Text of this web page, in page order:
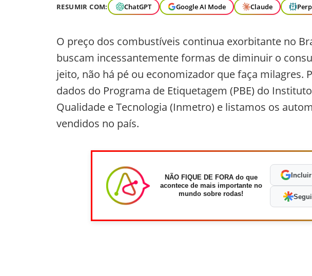
RESUMIR COM: ChatGPT Google AI Mode Claude
O preço dos combustíveis continua exorbitante no
buscam incessantemente formas de diminuir o
jeito, não há pé ou economizador que faça milagres.
dados do Programa de Etiquetagem (PBE) do
Qualidade e Tecnologia (Inmetro) e listamos os
vendidos no país.
NÃO FIQUE DE FORA do que
acontece de mais importante no
mundo sobre rodas!
Incluir